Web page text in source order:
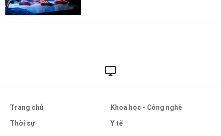
Trang chủ
Thời sự
Khoa học - Công nghệ
Y tế